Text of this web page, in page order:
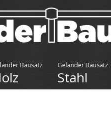
Bausatz Geländer Bausatz
Stahl